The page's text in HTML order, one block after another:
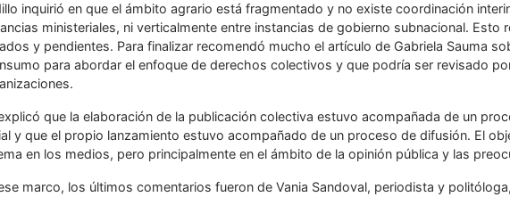
inquirió en que el ámbito agrario está fragmentado y no existe coordinación
ministeriales, ni verticalmente entre instancias de gobierno subnacional. Esto
y pendientes. Para finalizar recomendó mucho el artículo de Gabriela Sauma
para abordar el enfoque de derechos colectivos y que podría ser revisado
que la elaboración de la publicación colectiva estuvo acompañada de un
y que el propio lanzamiento estuvo acompañado de un proceso de difusión. El
en los medios, pero principalmente en el ámbito de la opinión pública y las
marco, los últimos comentarios fueron de Vania Sandoval, periodista y